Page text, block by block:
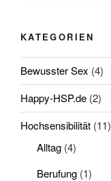
KATEGORIEN
Bewusster Sex (4)
Happy-HSP.de (2)
Hochsensibilität (11)
Alltag (4)
Berufung (1)